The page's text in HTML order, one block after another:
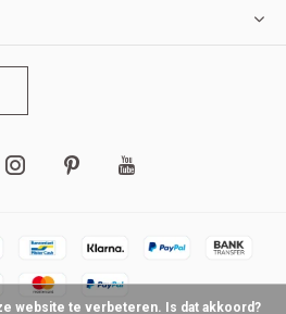
website te verbeteren. Is dat akkoord?